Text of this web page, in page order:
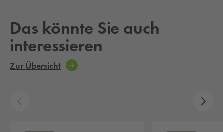
Das könnte Sie auch
interessieren
Zur Übersicht